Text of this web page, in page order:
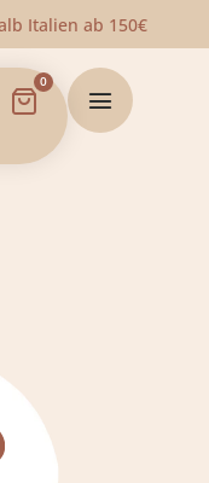
Italien ab 150€
0